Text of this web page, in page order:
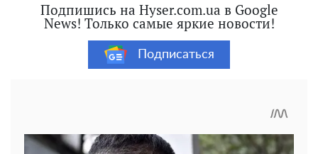
Подпишись на Hyser.com.ua в Google
News! Только самые яркие новости!
Подписаться